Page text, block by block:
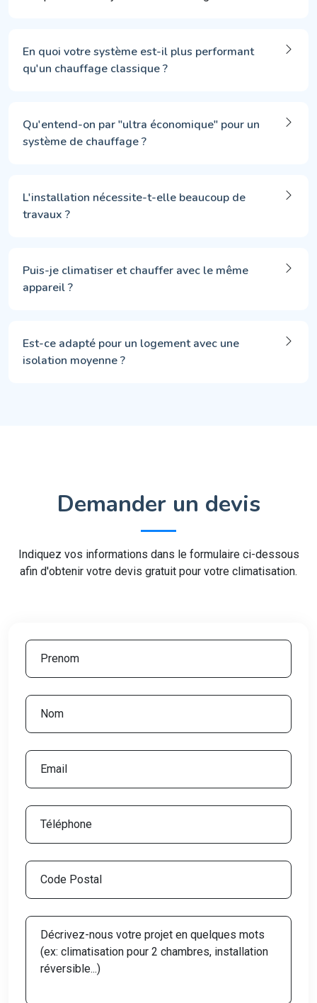
En quoi votre système est-il plus performant
qu'un chauffage classique ?
Qu'entend-on par "ultra économique" pour un
système de chauffage ?
L'installation nécessite-t-elle beaucoup de
travaux ?
Puis-je climatiser et chauffer avec le même
appareil ?
Est-ce adapté pour un logement avec une
isolation moyenne ?
Demander un devis
Indiquez vos informations dans le formulaire ci-dessous
afin d'obtenir votre devis gratuit pour votre climatisation.